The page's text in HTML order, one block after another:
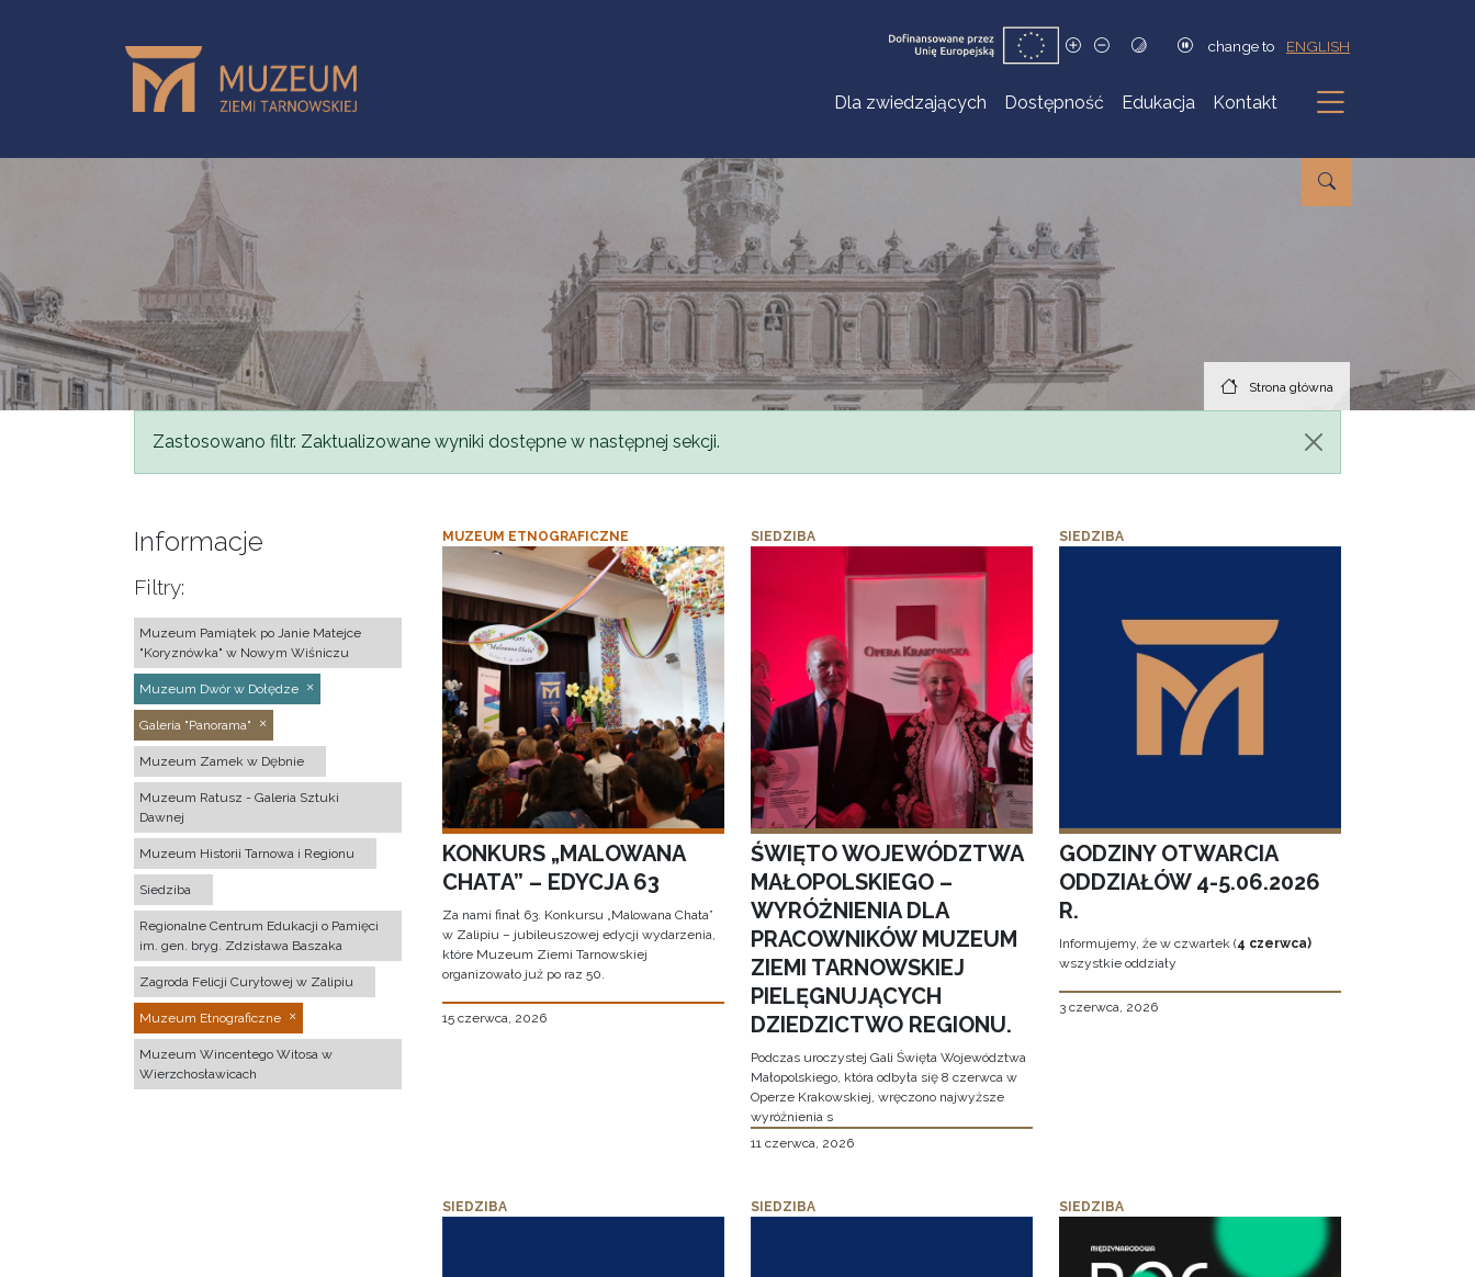
change to ENGLISH
Dla zwiedzających Dostępność Edukacja Kontakt
Podmenu
Strona główna
Komunikat
Zastosowano filtr. Zaktualizowane wyniki dostępne w następnej sekcji.
Informacje
Filtry:
Muzeum Pamiątek po Janie Matejce
"Koryznówka" w Nowym Wiśniczu
Muzeum Dwór w Dołędze
Galeria "Panorama"
Muzeum Zamek w Dębnie
Muzeum Ratusz - Galeria Sztuki
Dawnej
Muzeum Historii Tarnowa i Regionu
Siedziba
Regionalne Centrum Edukacji o Pamięci
im. gen. bryg. Zdzisława Baszaka
Zagroda Felicji Curyłowej w Zalipiu
Muzeum Etnograficzne
Muzeum Wincentego Witosa w
Wierzchosławicach
MUZEUM ETNOGRAFICZNE
KONKURS „MALOWANA
CHATA” – EDYCJA 63
Za nami finał 63. Konkursu „Malowana Chata”
w Zalipiu – jubileuszowej edycji wydarzenia,
które Muzeum Ziemi Tarnowskiej
organizowało już po raz 50.
15 czerwca, 2026
SIEDZIBA
ŚWIĘTO WOJEWÓDZTWA
MAŁOPOLSKIEGO –
WYRÓŻNIENIA DLA
PRACOWNIKÓW MUZEUM
ZIEMI TARNOWSKIEJ
PIELĘGNUJĄCYCH
DZIEDZICTWO REGIONU.
Podczas uroczystej Gali Święta Województwa
Małopolskiego, która odbyła się 8 czerwca w
Operze Krakowskiej, wręczono najwyższe
wyróżnienia s
11 czerwca, 2026
SIEDZIBA
GODZINY OTWARCIA
ODDZIAŁÓW 4-5.06.2026
R.
Informujemy, że w czwartek (4 czerwca)
wszystkie oddziały
3 czerwca, 2026
SIEDZIBA SIEDZIBA SIEDZIBA